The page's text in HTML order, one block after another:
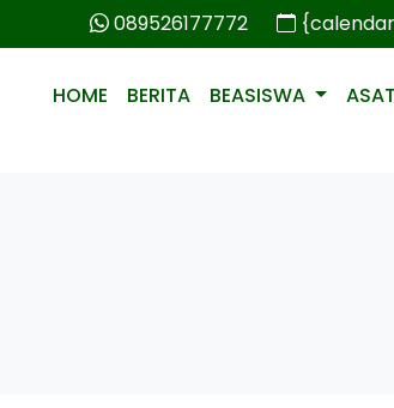
089526177772
HOME BERITA BEASISWA ASAT